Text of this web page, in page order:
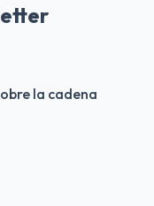
la cadena